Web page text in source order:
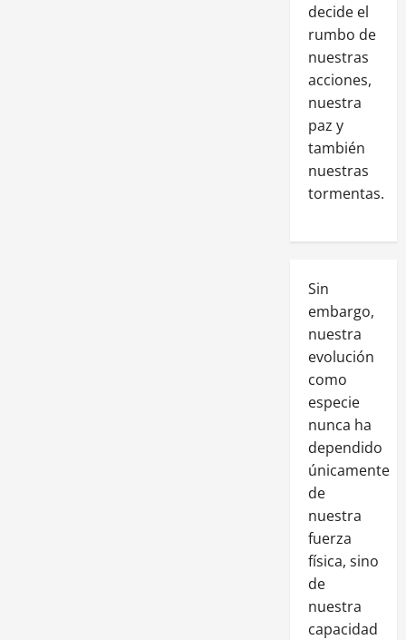
decide el
rumbo de
nuestras
acciones,
nuestra
paz y
también
nuestras
tormentas.
Sin
embargo,
nuestra
evolución
como
especie
nunca ha
dependido
únicamente
de
nuestra
fuerza
física, sino
de
nuestra
capacidad